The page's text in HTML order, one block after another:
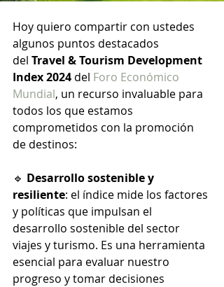
Hoy quiero compartir con ustedes
algunos puntos destacados
del Travel & Tourism Development
Index 2024 del Foro Económico
Mundial, un recurso invaluable para
todos los que estamos
comprometidos con la promoción
de destinos:
🔹 Desarrollo sostenible y
resiliente: el índice mide los factores
y políticas que impulsan el
desarrollo sostenible del sector
viajes y turismo. Es una herramienta
esencial para evaluar nuestro
progreso y tomar decisiones